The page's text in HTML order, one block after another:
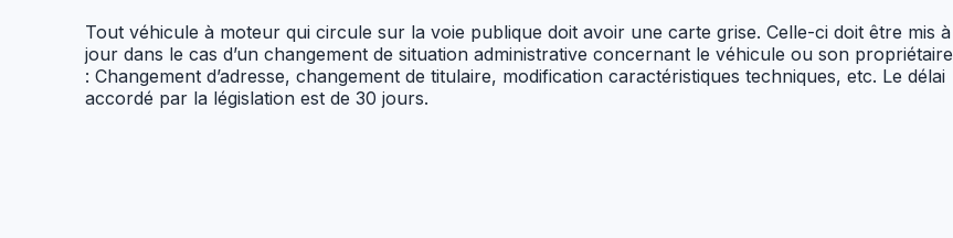
Tout véhicule à moteur qui circule sur la voie publique doit avoir une carte grise. Celle-ci doit être mis à
jour dans le cas d’un changement de situation administrative concernant le véhicule ou son propriétaire
: Changement d’adresse, changement de titulaire, modification caractéristiques techniques, etc. Le délai
accordé par la législation est de 30 jours.